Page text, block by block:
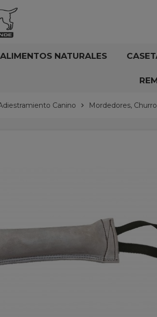
ALIMENTOS NATURALES
Canino chevron_right Mordedores,